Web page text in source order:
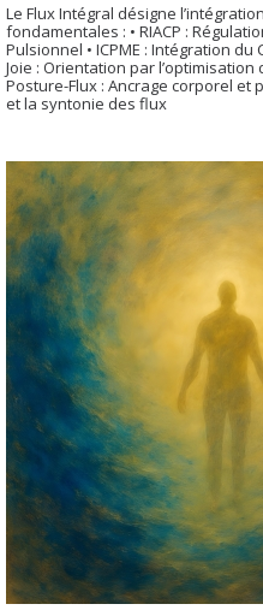
Le Flux Intégral désigne
fondamentales : • RIACP :
Pulsionnel • ICPME : Intégration du
Joie : Orientation par
Posture-Flux : Ancrage corporel
et la syntonie des flux